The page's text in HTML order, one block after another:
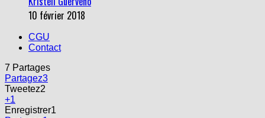
10 février 2018
CGU
Contact
7 Partages
Partagez3
Tweetez2
+1
Enregistrer
1
Partagez1